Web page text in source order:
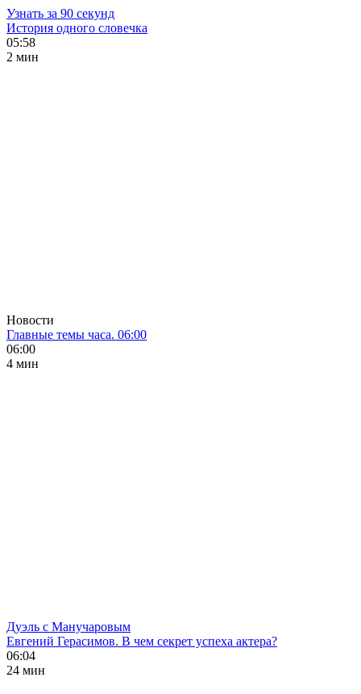
Узнать за 90 секунд
История одного словечка
05:58
2 мин
Новости
Главные темы часа. 06:00
06:00
4 мин
Дуэль с Манучаровым
Евгений Герасимов. В чем секрет успеха актера?
06:04
24 мин